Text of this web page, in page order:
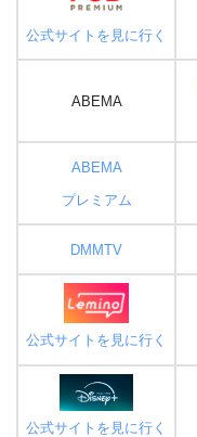
公式サイトを見に行く
ABEMA
ABEMA
プレミアム
DMMTV
公式サイトを見に行く
公式サイトを見に行く